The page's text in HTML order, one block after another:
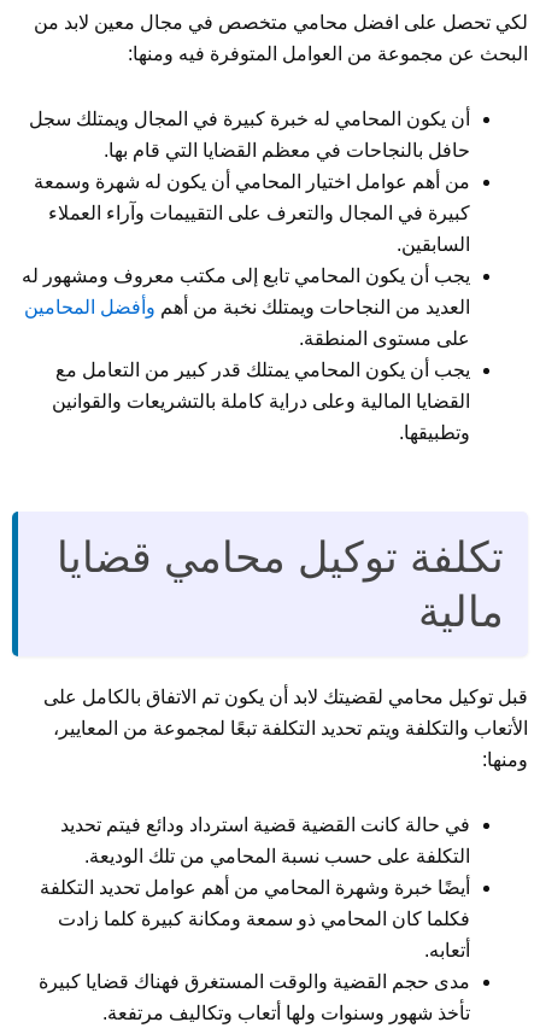
لكي تحصل على افضل محامي متخصص في مجال معين لابد من
البحث عن مجموعة من العوامل المتوفرة فيه ومنها:
أن يكون المحامي له خبرة كبيرة في المجال ويمتلك سجل
حافل بالنجاحات في معظم القضايا التي قام بها.
من أهم عوامل اختيار المحامي أن يكون له شهرة وسمعة
كبيرة في المجال والتعرف على التقييمات وآراء العملاء
السابقين.
يجب أن يكون المحامي تابع إلى مكتب معروف ومشهور له
العديد من النجاحات ويمتلك نخبة من أهم وأفضل المحامين
على مستوى المنطقة.
يجب أن يكون المحامي يمتلك قدر كبير من التعامل مع
القضايا المالية وعلى دراية كاملة بالتشريعات والقوانين
وتطبيقها.
تكلفة توكيل محامي قضايا
مالية
قبل توكيل محامي لقضيتك لابد أن يكون تم الاتفاق بالكامل على
الأتعاب والتكلفة ويتم تحديد التكلفة تبعًا لمجموعة من المعايير،
ومنها:
في حالة كانت القضية قضية استرداد ودائع فيتم تحديد
التكلفة على حسب نسبة المحامي من تلك الوديعة.
أيضًا خبرة وشهرة المحامي من أهم عوامل تحديد التكلفة
فكلما كان المحامي ذو سمعة ومكانة كبيرة كلما زادت
أتعابه.
مدى حجم القضية والوقت المستغرق فهناك قضايا كبيرة
تأخذ شهور وسنوات ولها أتعاب وتكاليف مرتفعة.